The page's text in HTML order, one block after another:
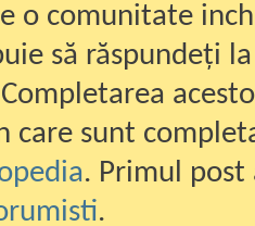
o comunitate
să răspundeți
care sunt
. Primul
.